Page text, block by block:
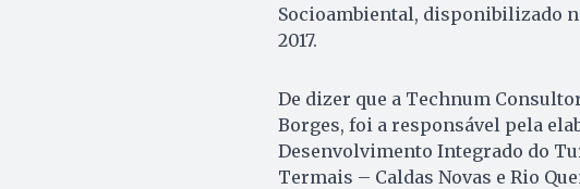
Socioambiental, disponibilizado
2017.
De dizer que a Technum
Borges, foi a responsável pela
Desenvolvimento Integrado do
Termais – Caldas Novas e Rio